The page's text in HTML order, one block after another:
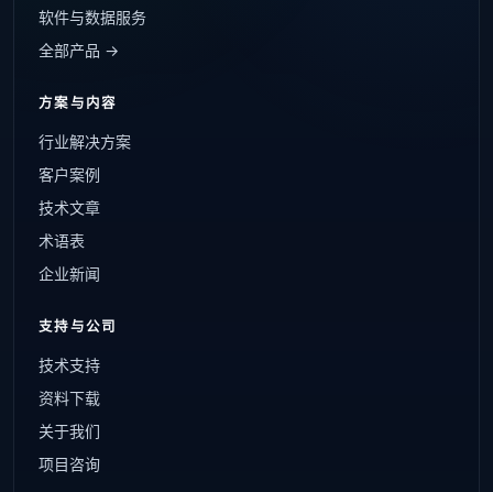
软件与数据服务
全部产品 →
方案与内容
行业解决方案
客户案例
技术文章
术语表
企业新闻
支持与公司
技术支持
资料下载
关于我们
项目咨询